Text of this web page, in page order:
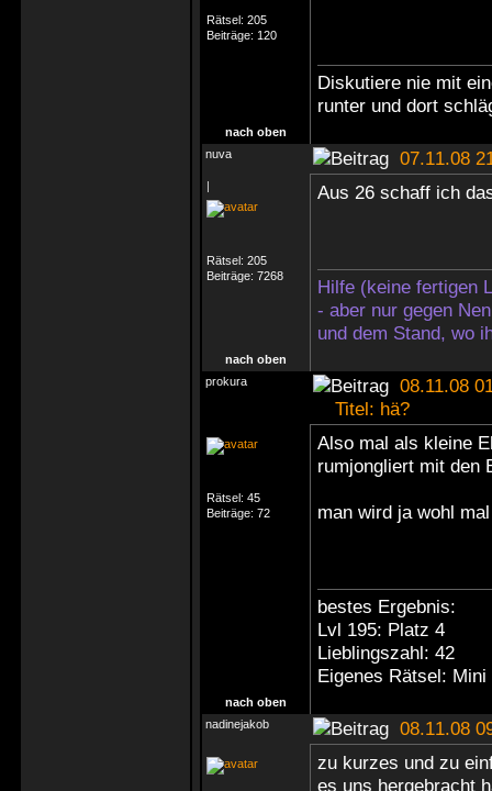
Rätsel: 205
Beiträge: 120
Diskutiere nie mit
runter und dort
nach oben
nuva
07.11.08
|
Rätsel: 205
Beiträge: 7268
Aus 26 schaff ich
Hilfe (keine fertigen
- aber nur gegen
und dem Stand, wo
nach oben
prokura
08.11.08
Titel: hä?
Rätsel: 45
Beiträge: 72
Also mal als kleine
rumjongliert mit den
man wird ja wohl
bestes Ergebnis:
Lvl 195: Platz 4
Lieblingszahl: 42
Eigenes Rätsel:
nach oben
nadinejakob
08.11.08
zu kurzes und zu
es uns hergebracht